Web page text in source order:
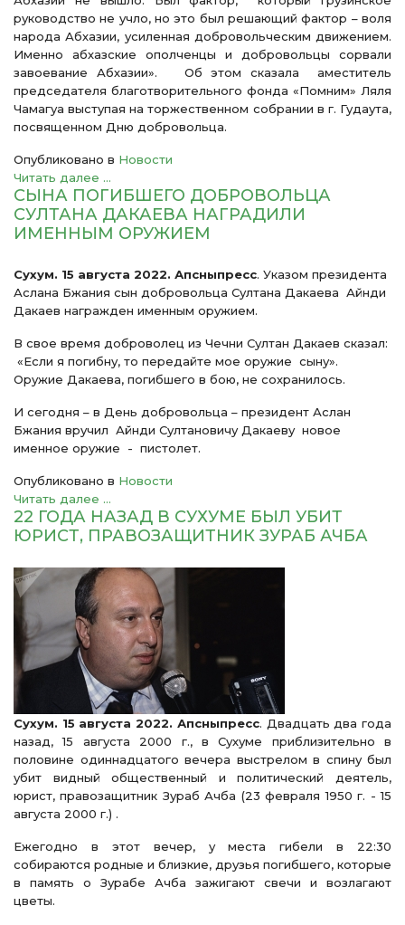
руководство не учло, но это был решающий фактор – воля
народа Абхазии, усиленная добровольческим движением.
Именно абхазские ополченцы и добровольцы сорвали
завоевание Абхазии». Об этом сказала аместитель
председателя благотворительного фонда «Помним» Ляля
Чамагуа выступая на торжественном собрании в г. Гудаута,
посвященном Дню добровольца.
Опубликовано в Новости
Читать далее ...
СЫНА ПОГИБШЕГО ДОБРОВОЛЬЦА
СУЛТАНА ДАКАЕВА НАГРАДИЛИ
ИМЕННЫМ ОРУЖИЕМ
Сухум. 15 августа 2022. Апсныпресс. Указом президента
Аслана Бжания сын добровольца Султана Дакаева Айнди
Дакаев награжден именным оружием.
В свое время доброволец из Чечни Султан Дакаев сказал:
«Если я погибну, то передайте мое оружие сыну».
Оружие Дакаева, погибшего в бою, не сохранилось.
И сегодня – в День добровольца – президент Аслан
Бжания вручил Айнди Султановичу Дакаеву новое
именное оружие - пистолет.
Опубликовано в Новости
Читать далее ...
22 ГОДА НАЗАД В СУХУМЕ БЫЛ УБИТ
ЮРИСТ, ПРАВОЗАЩИТНИК ЗУРАБ АЧБА
Сухум. 15 августа 2022. Апсныпресс. Двадцать два года
назад, 15 августа 2000 г., в Сухуме приблизительно в
половине одиннадцатого вечера выстрелом в спину был
убит видный общественный и политический деятель,
юрист, правозащитник Зураб Ачба (23 февраля 1950 г. - 15
августа 2000 г.) .
Ежегодно в этот вечер, у места гибели в 22:30
собираются родные и близкие, друзья погибшего, которые
в память о Зурабе Ачба зажигают свечи и возлагают
цветы.